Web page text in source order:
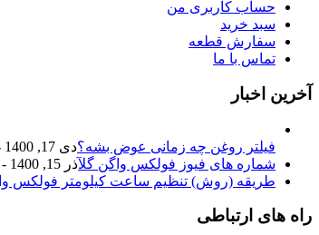
حساب کاربری من
سبد خرید
سفارش قطعه
تماس با ما
آخرین اخبار
فیلتر روغن چه زمانی عوض بشه؟دی 17, 1400 - 11:04 ب.ظ
شماره های فیوز فولکس واگن گلآذر 15, 1400 - 11:53 ب.ظ
طریقه (روش) تنظیم ساعت کیلومتر فولکس
راه های ارتباطی